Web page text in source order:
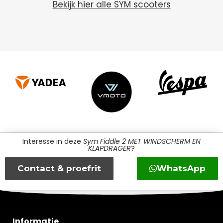
Bekijk hier alle SYM scooters
Interesse in deze Sym Fiddle 2 MET WINDSCHERM EN
KLAPDRAGER?
Contact & proefrit
WhatsApp